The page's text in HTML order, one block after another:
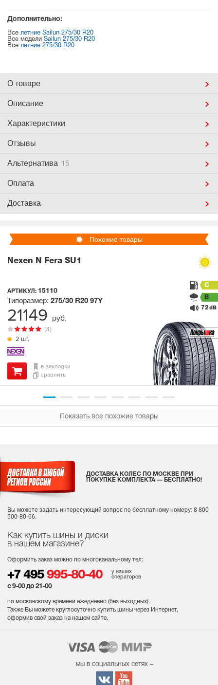
Дополнительно:
Все летние Sailun 275/30 R20
Все модели Sailun 275/30 R20
Все летние 275/30 R20
О товаре
Описание
Характеристики
Отзывы
Альтернатива 15
Оплата
Доставка
Похожие товары
Nexen N Fera SU1
АРТИКУЛ: 15110
2 шт.
(4)
Типоразмер: 275/30 R20 97Y
C
B
72 dB
в закладки
сравнить
21149 руб.
Показать все похожие товары
Как купить шины и диски
в нашем магазине?
Оформить заказ можно по многоканальному тел:
+7 495 995-80-40
у наших
операторов
с 9-00 до 21-00
по московскому времени ежедневно (без выходных).
Также Вы можете круглосуточно купить шины через Интернет,
оформив свой заказ на нашем сайте.
ДОСТАВКА КОЛЕС ПО МОСКВЕ ПРИ
ПОКУПКЕ КОМПЛЕКТА — БЕСПЛАТНО!
Вы можете задать интересующий вопрос по бесплатному номеру: 8 800
500-80-66.
мы в социальных сетях –